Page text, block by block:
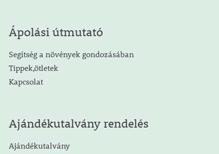
Ápolási útmutató
Segítség a növények gondozásában
Tippek,ötletek
Kapcsolat
Ajándékutalvány rendelés
Ajándékutalvány